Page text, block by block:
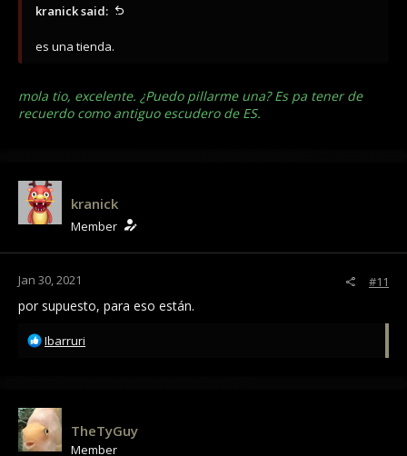
kranick said:
es una tienda.
mola tio, excelente. ¿Puedo pillarme una? Es pa tener de
recuerdo como antiguo escudero de ES.
kranick
Member
Jan 30, 2021 #11
por supuesto, para eso están.
R
t
i
o
Ibarruri
TheTyGuy
Member